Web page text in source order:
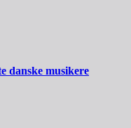
danske musikere